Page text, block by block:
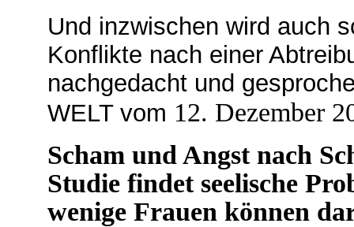
Und inzwischen wird auch
Konflikte nach einer
nachgedacht und
WELT vom 12. Dezember
Scham und Angst nach
Studie findet seelische
wenige Frauen können